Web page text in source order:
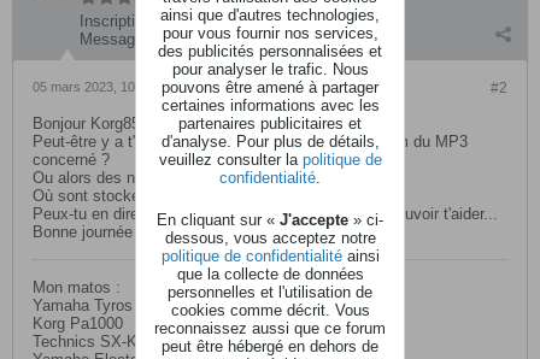
Inscription:
mars 2022
Messages:
217
#2
05 mars 2023, 10h24
Bonjour Korg85,
Peut-être y a t'il des caractères spéciaux dans le nom du MP3
concerné ?
Ou alors des noms de fichiers trop longs ?
Où sont stockés ces MP3 ?
Peux-tu en dire un peu plus, car là, c'est light pour pouvoir t'aider...
Bonne journée et bon dimanche
Mon matos :
Yamaha Tyros 5/76
Korg Pa1000
Technics SX-KN7000
ainsi que d'autres technologies,
pour vous fournir nos services,
des publicités personnalisées et
pour analyser le trafic. Nous
pouvons être amené à partager
certaines informations avec les
partenaires publicitaires et
d'analyse. Pour plus de détails,
veuillez consulter la politique de
confidentialité
En cliquant sur « J'accepte » ci-
dessous, vous acceptez notre
politique de confidentialitéainsi
que la collecte de données
personnelles et l'utilisation de
cookies comme décrit. Vous
reconnaissez aussi que ce forum
peut être hébergé en dehors de